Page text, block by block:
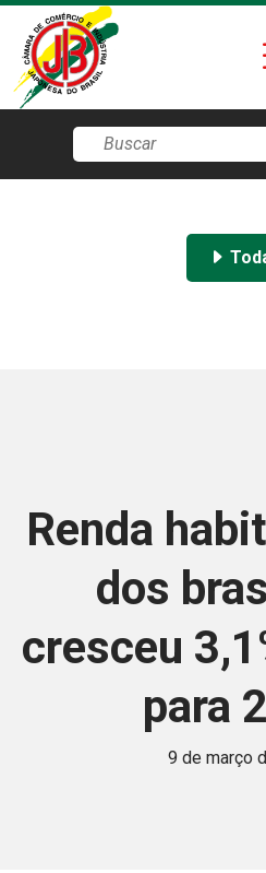
Renda
dos
cresceu
para
9 de março